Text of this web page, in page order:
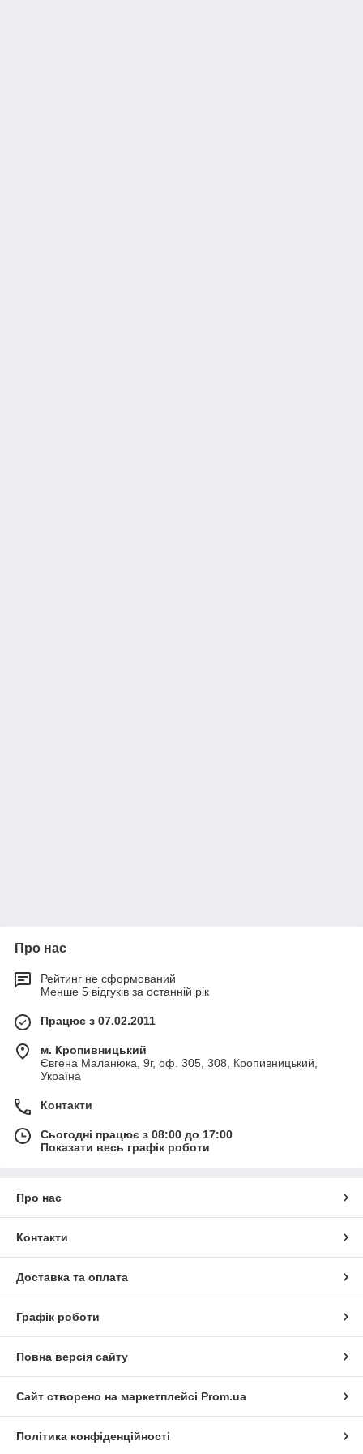
Про нас
Рейтинг не сформований
Менше 5 відгуків за останній рік
Працює з 07.02.2011
м. Кропивницький
Євгена Маланюка, 9г, оф. 305, 308, Кропивницький,
Україна
Контакти
Сьогодні працює з 08:00 до 17:00
Показати весь графік роботи
Про нас
Контакти
Доставка та оплата
Графік роботи
Повна версія сайту
Сайт створено на маркетплейсі Prom.ua
Політика конфіденційності